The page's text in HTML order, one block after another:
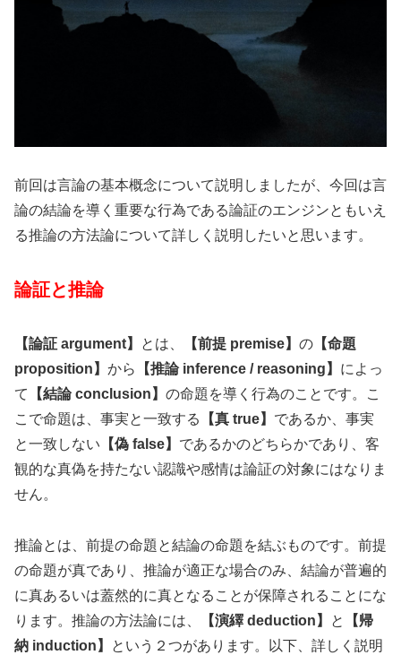
前回は言論の基本概念について説明しましたが、今回は言
論の結論を導く重要な行為である論証のエンジンともいえ
る推論の方法論について詳しく説明したいと思います。
論証と推論
【論証 argument】 とは、 【前提 premise】 の 【命題
proposition】 から 【推論 inference / reasoning】 によっ
て
【結論 conclusion】 の命題を導く行為のことです。こ
こで命題は、事実と一致する
【真 true】 であるか、事実
と一致しない 【偽 false】 であるかのどちらかであり、客
観的な真偽を持たない認識や感情は論証の対象にはなりま
せん。
推論とは、前提の命題と結論の命題を結ぶものです。前提
の命題が真であり、推論が適正な場合のみ、結論が普遍的
に真あるいは蓋然的に真となることが保障されることにな
ります。推論の方法論には、
【演繹 deduction】 と
【帰
納 induction】
という２つがあります。以下、詳しく説明